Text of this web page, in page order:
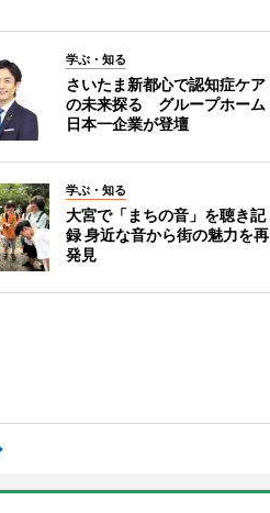
学ぶ・知る
さいたま新都心で認知症ケア
の未来探る グループホーム
日本一企業が登壇
学ぶ・知る
大宮で「まちの音」を聴き記
録 身近な音から街の魅力を再
発見